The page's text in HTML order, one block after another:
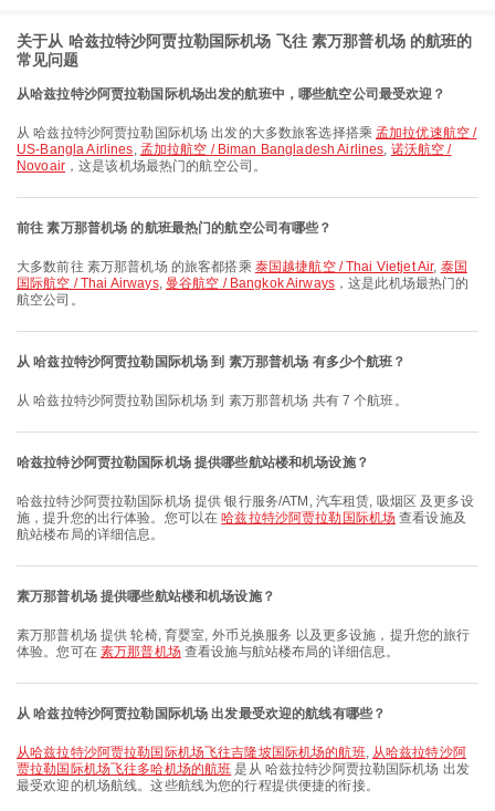
关于从 哈兹拉特沙阿贾拉勒国际机场 飞往 素万那普机场 的航班的
常见问题
从哈兹拉特沙阿贾拉勒国际机场出发的航班中，哪些航空公司最受欢迎？
从 哈兹拉特沙阿贾拉勒国际机场 出发的大多数旅客选择搭乘孟加拉优速航空 /
US-Bangla Airlines, 孟加拉航空 / Biman Bangladesh Airlines, 诺沃航空 /
Novoair，这是该机场最热门的航空公司。
前往 素万那普机场 的航班最热门的航空公司有哪些？
大多数前往 素万那普机场 的旅客都搭乘 泰国越捷航空 / Thai Vietjet Air, 泰国
国际航空 / Thai Airways, 曼谷航空 / Bangkok Airways ，这是此机场最热门的
航空公司。
从 哈兹拉特沙阿贾拉勒国际机场 到 素万那普机场 有多少个航班？
从 哈兹拉特沙阿贾拉勒国际机场 到 素万那普机场 共有 7 个航班。
哈兹拉特沙阿贾拉勒国际机场 提供哪些航站楼和机场设施？
哈兹拉特沙阿贾拉勒国际机场 提供 银行服务/ATM, 汽车租赁, 吸烟区 及更多设
施，提升您的出行体验。您可以在哈兹拉特沙阿贾拉勒国际机场 查看设施及
航站楼布局的详细信息。
素万那普机场 提供哪些航站楼和机场设施？
素万那普机场 提供 轮椅, 育婴室, 外币兑换服务 以及更多设施，提升您的旅行
体验。您可在 素万那普机场查看设施与航站楼布局的详细信息。
从 哈兹拉特沙阿贾拉勒国际机场 出发最受欢迎的航线有哪些？
从哈兹拉特沙阿贾拉勒国际机场飞往吉隆坡国际机场的航班, 从哈兹拉特沙阿
贾拉勒国际机场飞往多哈机场的航班 是从 哈兹拉特沙阿贾拉勒国际机场 出发
最受欢迎的机场航线。这些航线为您的行程提供便捷的衔接。